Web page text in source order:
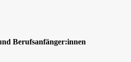
Berufsanfänger:innen